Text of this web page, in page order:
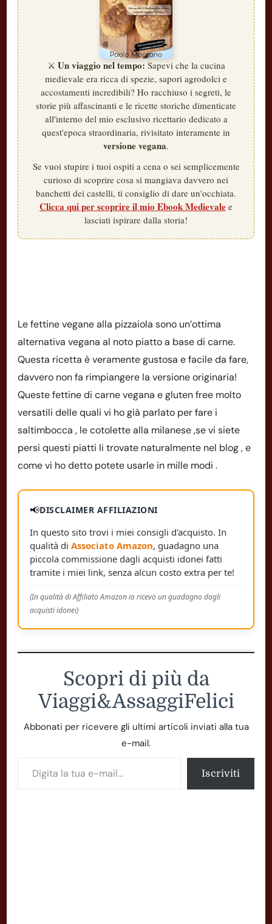
⚔️ Un viaggio nel tempo: Sapevi che la cucina
medievale era ricca di spezie, sapori agrodolci e
accostamenti incredibili? Ho racchiuso i segreti, le
storie più affascinanti e le ricette storiche dimenticate
all'interno del mio esclusivo ricettario dedicato a
quest'epoca straordinaria, rivisitato interamente in
versione vegana.
Se vuoi stupire i tuoi ospiti a cena o sei semplicemente
curioso di scoprire cosa si mangiava davvero nei
banchetti dei castelli, ti consiglio di dare un'occhiata.
Clicca qui per scoprire il mio Ebook Medievale e
lasciati ispirare dalla storia!
Le fettine vegane alla pizzaiola sono un’ottima
alternativa vegana al noto piatto a base di carne.
Questa ricetta è veramente gustosa e facile da fare,
davvero non fa rimpiangere la versione originaria!
Queste fettine di carne vegana e gluten free molto
versatili delle quali vi ho già parlato per fare i
saltimbocca , le cotolette alla milanese ,se vi siete
persi questi piatti li trovate naturalmente nel blog , e
come vi ho detto potete usarle in mille modi .
📢DISCLAIMER AFFILIAZIONI
In questo sito trovi i miei consigli d'acquisto. In
qualità di Associato Amazon, guadagno una
piccola commissione dagli acquisti idonei fatti
tramite i miei link, senza alcun costo extra per te!
(In qualità di Affiliato Amazon io ricevo un guadagno dagli
acquisti idonei)
Scopri di più da
Viaggi&AssaggiFelici
Abbonati per ricevere gli ultimi articoli inviati alla tua
e-mail.
Iscriviti